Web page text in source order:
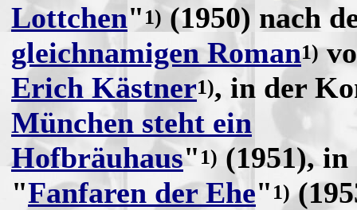
Lottchen"1) (1950) nach
gleichnamigen Roman1)
Erich Kästner1), in der
München steht ein
Hofbräuhaus" 1) (1951),
"Fanfaren der Ehe" 1)